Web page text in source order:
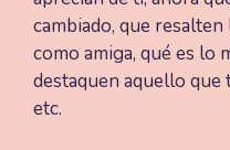
cambiado, que
como amiga, qué es lo
destaquen aquello que
etc.